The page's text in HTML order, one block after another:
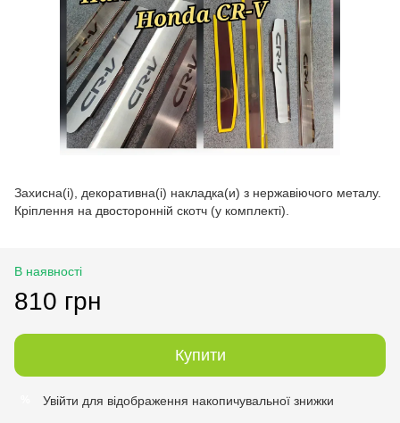
Захисна(і), декоративна(і) накладка(и) з нержавіючого металу.
Кріплення на двосторонній скотч (у комплекті).
В наявності
810 грн
Купити
Увійти для відображення накопичувальної знижки